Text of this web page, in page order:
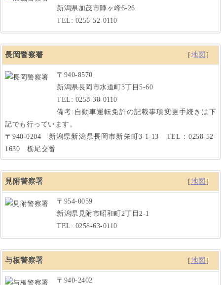
新潟県加茂市陣ヶ峰6-26
TEL: 0256-52-0110
長岡警察署 [地図 ]
〒940-8570
新潟県長岡市水道町3丁目5-60
TEL: 0258-38-0110
備考:自動車運転免許の記載事項変更手続きは下
記でも行っています。
〒940-0204 新潟県新潟県長岡市新栄町3-1-13 TEL：0258-52-
1630 栃尾交番
見附警察署 [地図 ]
〒954-0059
新潟県見附市昭和町2丁目2-1
TEL: 0258-63-0110
与板警察署 [地図 ]
〒940-2402